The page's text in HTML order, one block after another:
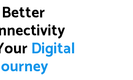
Better
Digital
ourney